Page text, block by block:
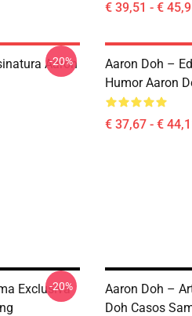
€ 39,51 - €
Aaron
-20%
Aaron Doh –
Humor Aaron
€ 37,67 - €
Exclusiva
-20%
Aaron Doh –
Doh Casos